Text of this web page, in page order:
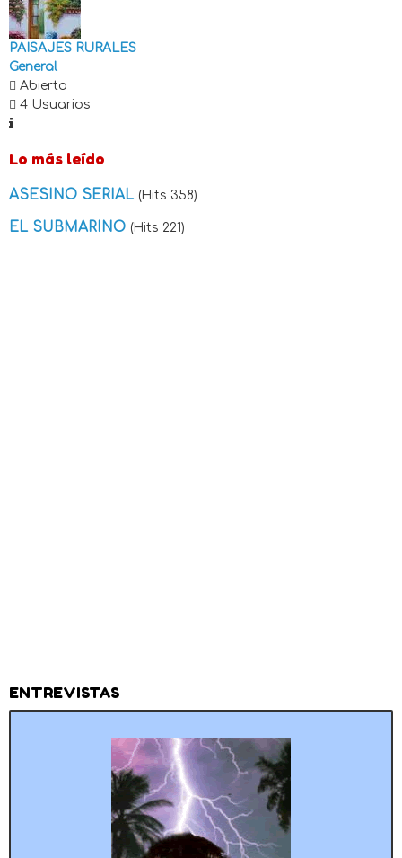
PAISAJES RURALES
General
Abierto
4 Usuarios
Lo más leído
ASESINO SERIAL (Hits 358)
EL SUBMARINO (Hits 221)
ENTREVISTAS